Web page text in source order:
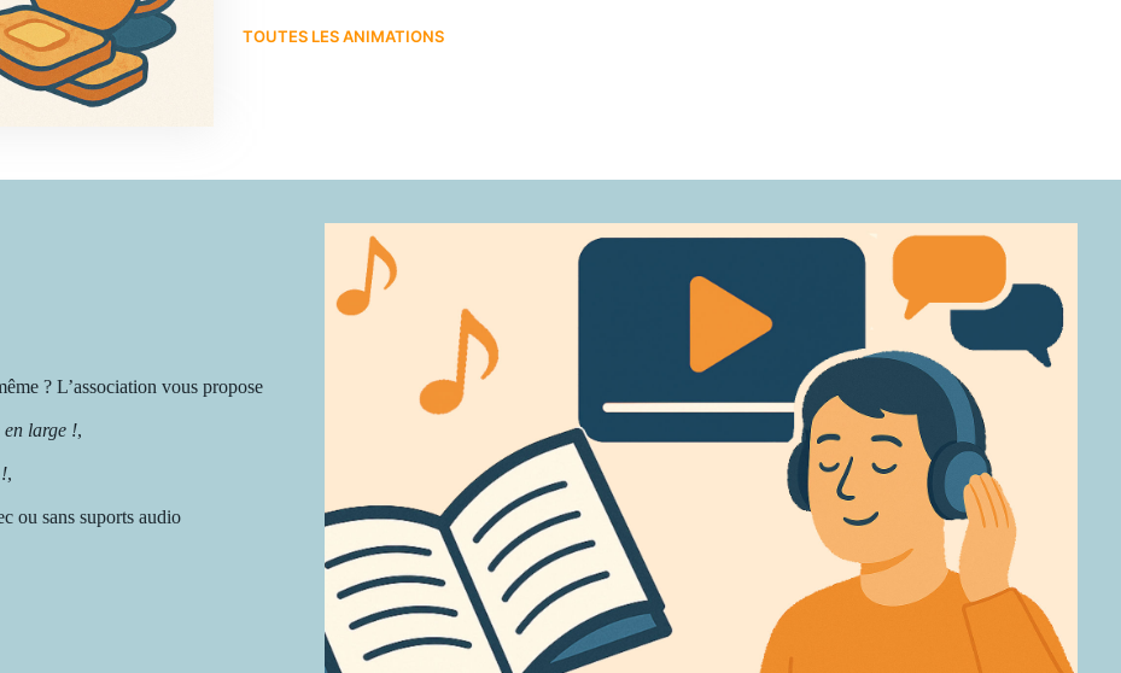
TOUTES LES ANIMATIONS
? L’association vous propose
en large !,
,
ou sans suports audio